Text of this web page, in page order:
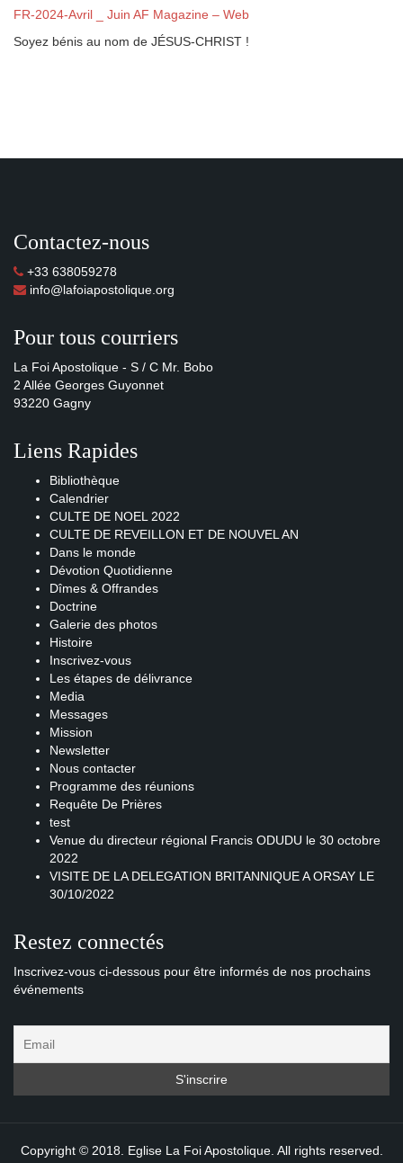
FR-2024-Avril _ Juin AF Magazine – Web
Soyez bénis au nom de JÉSUS-CHRIST !
Contactez-nous
+33 638059278
info@lafoiapostolique.org
Pour tous courriers
La Foi Apostolique - S / C Mr. Bobo
2 Allée Georges Guyonnet
93220 Gagny
Liens Rapides
Bibliothèque
Calendrier
CULTE DE NOEL 2022
CULTE DE REVEILLON ET DE NOUVEL AN
Dans le monde
Dévotion Quotidienne
Dîmes & Offrandes
Doctrine
Galerie des photos
Histoire
Inscrivez-vous
Les étapes de délivrance
Media
Messages
Mission
Newsletter
Nous contacter
Programme des réunions
Requête De Prières
test
Venue du directeur régional Francis ODUDU le 30 octobre
2022
VISITE DE LA DELEGATION BRITANNIQUE A ORSAY LE
30/10/2022
Restez connectés
Inscrivez-vous ci-dessous pour être informés de nos prochains
événements
Copyright © 2018. Eglise La Foi Apostolique. All rights reserved.